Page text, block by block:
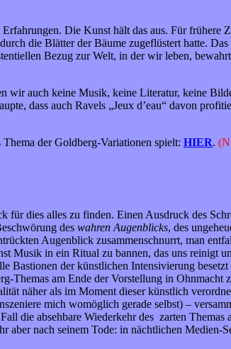
Die Kunst hält das aus. Für frühere
die Blätter der Bäume zugeflüstert hatte.
Bezug zur Welt, in der wir leben,
wir auch keine Musik, keine Literatur, keine
dass auch Ravels „Jeux d’eau“ davon
der Goldberg-Variationen spielt: HIER.
dies alles zu finden. Einen Ausdruck des
des wahren Augenblicks, des
Augenblick zusammenschnurrt, man
Musik in ein Ritual zu bannen, das uns reinigt
Bastionen der künstlichen Intensivierung
Themas am Ende der Vorstellung in Ohnmacht
näher als im Moment dieser künstlich
mich womöglich gerade selbst) –
die absehbare Wiederkehr des zarten Themas
nach seinem Tode: in nächtlichen Medien-